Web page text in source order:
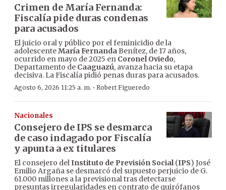
Crimen de María Fernanda:
Fiscalía pide duras condenas
para acusados
El juicio oral y público por el feminicidio de la
adolescenteMaría FernandaBenítez, de 17 años,
ocurrido en mayo de 2025 en Coronel Oviedo,
Departamento de Caaguazú, avanza hacia su etapa
decisiva. La Fiscalía pidió penas duras para acusados.
Agosto 6, 2026 11:25 a. m. · Robert Figueredo
Nacionales
Consejero de IPS se desmarca
de caso indagado por Fiscalía
y apunta a ex titulares
El consejero delInstituto de Previsión Social(IPS) José
Emilio Argaña se desmarcó del supuesto perjuicio de G.
61.000 millones a la previsional tras detectarse
presuntas irregularidades en contrato de quirófanos